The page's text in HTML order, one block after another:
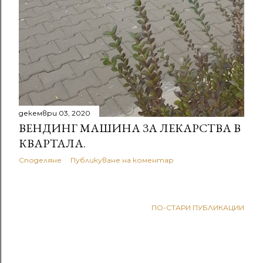
декември 03, 2020
ВЕНДИНГ МАШИНА ЗА ЛЕКАРСТВА В
КВАРТАЛА.
Споделяне Публикуване на коментар
ПО-СТАРИ ПУБЛИКАЦИИ